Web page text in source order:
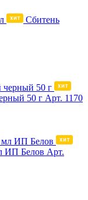
Сбитень
50 г Арт. 1170
ИП Белов Арт.